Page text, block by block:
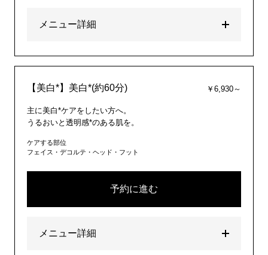
メニュー詳細
【美白*】美白*(約60分) ￥6,930～
主に美白*ケアをしたい方へ。
うるおいと透明感*のある肌を。
ケアする部位
フェイス・デコルテ・ヘッド・フット
予約に進む
メニュー詳細